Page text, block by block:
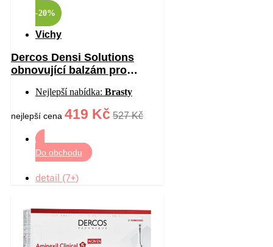
-20%
Vichy
Dercos Densi Solutions
obnovující balzám pro
Nejlepší nabídka: Brasty
nejlepší cena 419 Kč 527 Kč
Do obchodu
detail (7+)